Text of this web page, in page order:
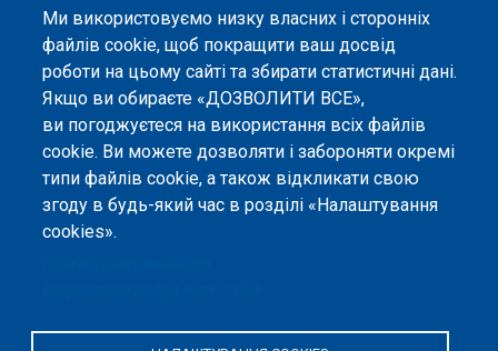
Ми використовуємо низку власних і сторонніх
файлів cookie, щоб покращити ваш досвід
роботи на цьому сайті та збирати статистичні дані.
Якщо ви обираєте «ДОЗВОЛИТИ ВСЕ»,
ви погоджуєтеся на використання всіх файлів
cookie. Ви можете дозволяти і забороняти окремі
типи файлів cookie, а також відкликати свою
згоду в будь-який час в розділі «Налаштування
cookies».
Peers International , платформа відкритого
рецензування, 2023-2026. |Налаштування файлів
cookie.
Вміст сайту опубліковано на умовах ліцензії «